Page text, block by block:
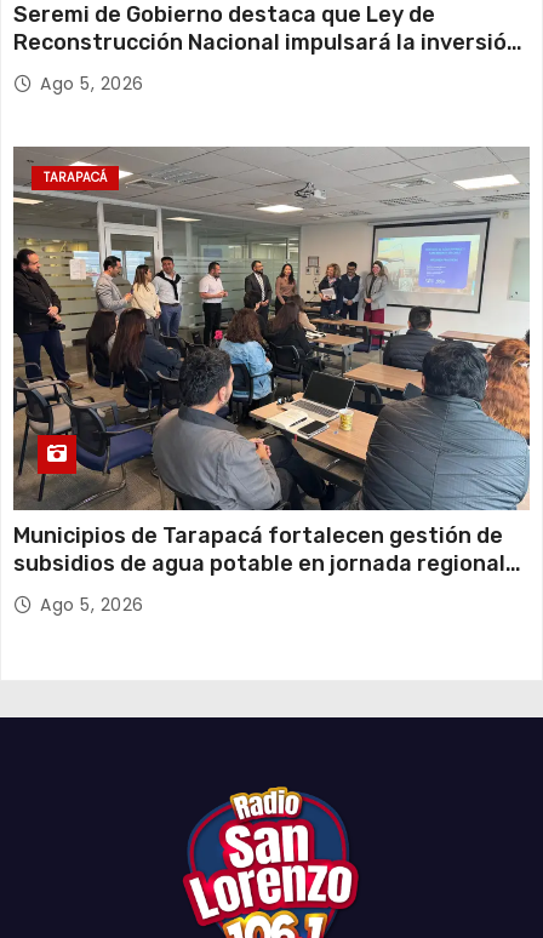
Seremi de Gobierno destaca que Ley de
Reconstrucción Nacional impulsará la inversión
y el empleo en Tarapacá
Ago 5, 2026
TARAPACÁ
Municipios de Tarapacá fortalecen gestión de
subsidios de agua potable en jornada regional
organizada por Aguas del Altiplano y ANDESS
Ago 5, 2026